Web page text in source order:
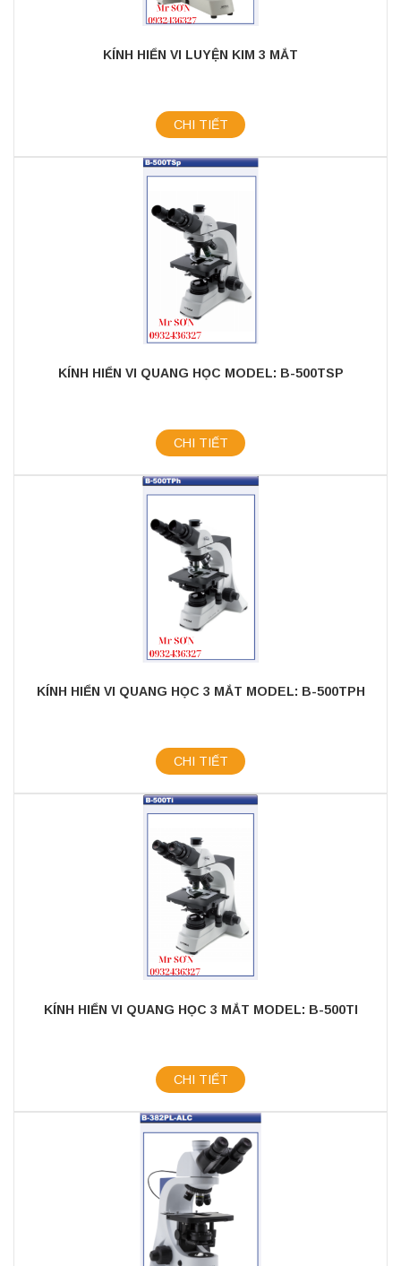
KÍNH HIỂN VI LUYỆN KIM 3 MẮT
CHI TIẾT
KÍNH HIỂN VI QUANG HỌC MODEL: B-500TSP
CHI TIẾT
KÍNH HIỂN VI QUANG HỌC 3 MẮT MODEL: B-500TPH
CHI TIẾT
KÍNH HIỂN VI QUANG HỌC 3 MẮT MODEL: B-500TI
CHI TIẾT